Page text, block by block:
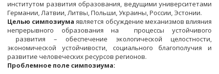
институтом развития образования, ведущими университетами
Германии, Латвии, Литвы, Польши, Украины, России, Эстонии.
Целью симпозиума является обсуждение механизмов влияния
непрерывного образования на процессы устойчивого
развития – обеспечение экологической целостности,
экономической устойчивости, социального благополучия и
развитие человеческих ресурсов регионов.
Проблемное поле симпозиума: